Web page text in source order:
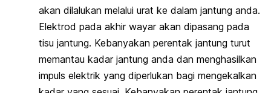
akan dilalukan melalui urat ke dalam jantung anda.
Elektrod pada akhir wayar akan dipasang pada
tisu jantung. Kebanyakan perentak jantung turut
memantau kadar jantung anda dan menghasilkan
impuls elektrik yang diperlukan bagi mengekalkan